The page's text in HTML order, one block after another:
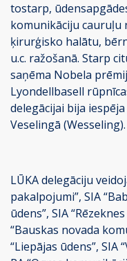
tostarp,
komunikāciju cauruļu
ķirurģisko halātu,
u.c. ražošanā. Starp
saņēma Nobela
Lyondellbasell
delegācijai bija
Veselingā (Wesseling).
LŪKA delegāciju
pakalpojumi”, SIA
ūdens”, SIA
“Bauskas novada
“Liepājas ūdens”, SIA